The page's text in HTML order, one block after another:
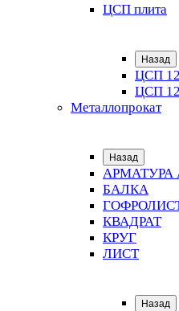
ЦСП плита
Назад
ЦСП
ЦСП
Металлопрокат
Назад
АРМАТУРА
БАЛКА
КВАДРАТ
КРУГ
ЛИСТ
Назад